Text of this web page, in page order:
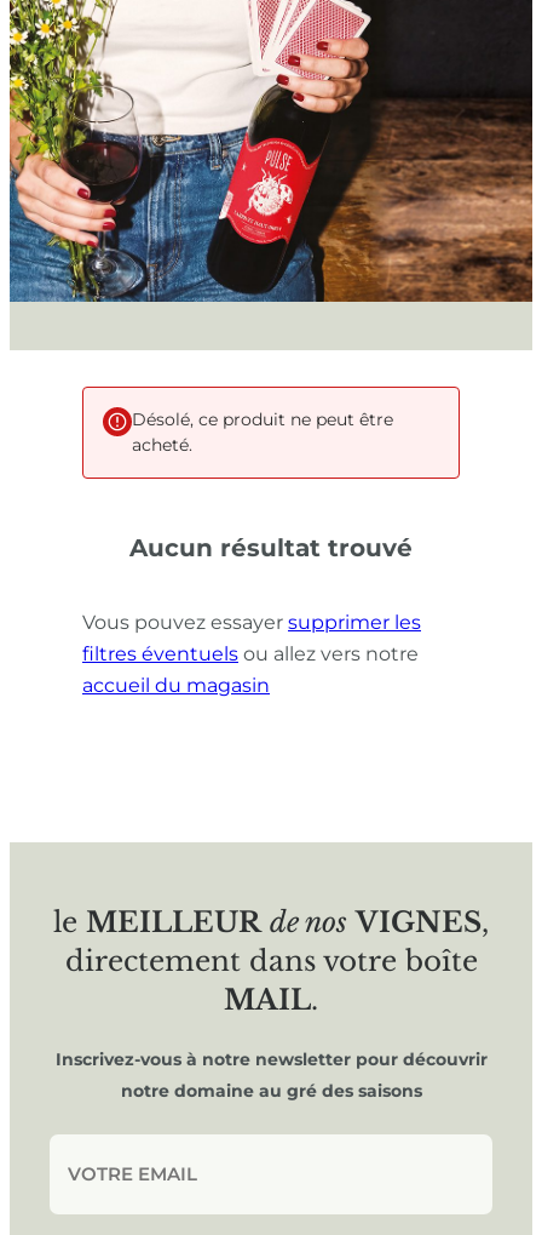
Désolé, ce produit ne peut être
acheté.
Aucun résultat trouvé
Vous pouvez essayer supprimer les
filtres éventuels ou allez vers notre
accueil du magasin
le MEILLEUR de nos VIGNES,
directement dans votre boîte
MAIL.
Inscrivez-vous à notre newsletter pour découvrir
notre domaine au gré des saisons